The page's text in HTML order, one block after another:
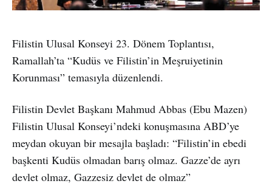
Filistin Ulusal Konseyi 23. Dönem Toplantısı,
Ramallah’ta “Kudüs ve Filistin’in Meşruiyetinin
Korunması” temasıyla düzenlendi.
Filistin Devlet Başkanı Mahmud Abbas (Ebu Mazen)
Filistin Ulusal Konseyi’ndeki konuşmasına ABD’ye
meydan okuyan bir mesajla başladı: “Filistin’in ebedi
başkenti Kudüs olmadan barış olmaz. Gazze’de ayrı
devlet olmaz, Gazzesiz devlet de olmaz”